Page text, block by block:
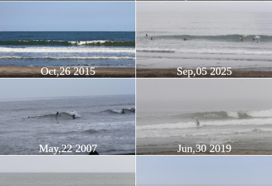
Oct,26 2015 Sep,05 2025
May,22 2007 Jun,30 2019